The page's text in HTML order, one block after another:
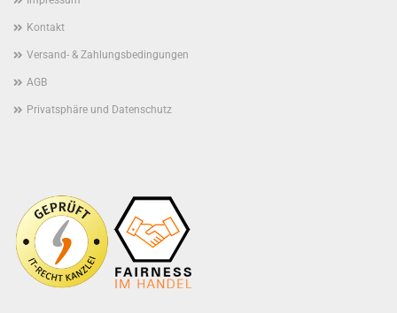
Kontakt
Versand- & Zahlungsbedingungen
AGB
Privatsphäre und Datenschutz